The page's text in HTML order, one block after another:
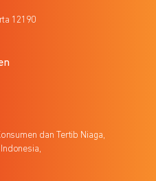
12190
dan Tertib Niaga,